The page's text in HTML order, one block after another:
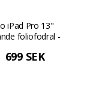
iPad Pro 13"
foliofodral -
699 SEK